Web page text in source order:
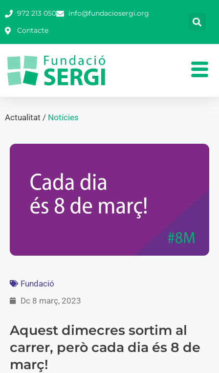
972 213 050
info@fundaciosergi.org
Contacte
Actualitat / Notícies
Fundació
Dc 8 març, 2023
Aquest dimecres sortim al
carrer, però cada dia és 8 de
març!